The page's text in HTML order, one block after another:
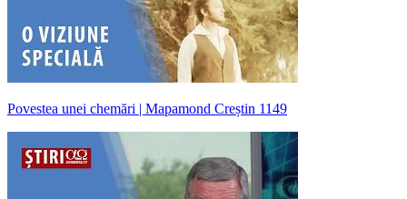
Povestea unei chemări | Mapamond Creștin 1149